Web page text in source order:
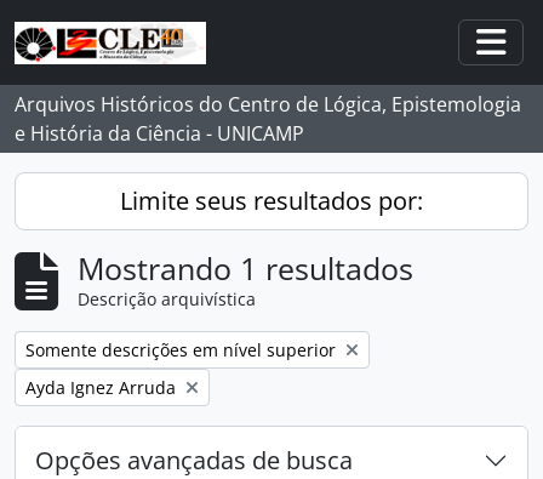
Skip to main content
Arquivos Históricos do Centro de Lógica, Epistemologia
e História da Ciência - UNICAMP
Limite seus resultados por:
Mostrando 1 resultados
Descrição arquivística
Remover filtro:
Somente descrições em nível superior
Remover filtro:
Ayda Ignez Arruda
Opções avançadas de busca